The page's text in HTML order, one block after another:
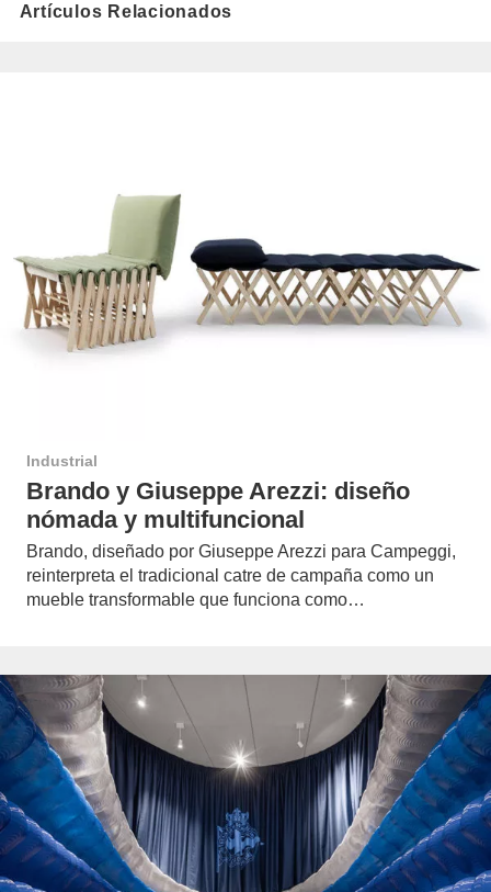
Artículos Relacionados
Industrial
Brando y Giuseppe Arezzi: diseño
nómada y multifuncional
Brando, diseñado por Giuseppe Arezzi para Campeggi,
reinterpreta el tradicional catre de campaña como un
mueble transformable que funciona como…